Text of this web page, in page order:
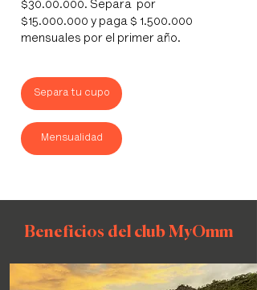
$30.00.000. Separa por
$15.000.000 y paga $ 1.500.000
mensuales por el primer año.
Separa tu cupo
Mensualidad
Beneficios del club MyOmm